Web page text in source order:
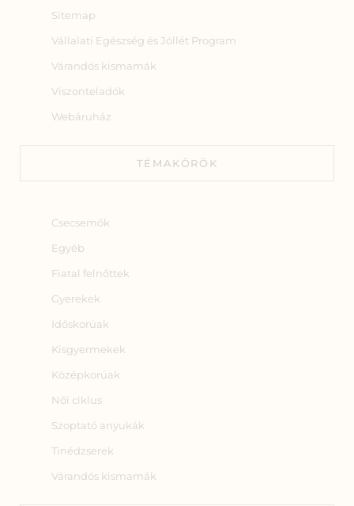
Sitemap
Vállalati Egészség és Jóllét Program
Várandós kismamák
Viszonteladók
Webáruház
TÉMAKÖRÖK
Csecsemők
Egyéb
Fiatal felnőttek
Gyerekek
Időskorúak
Kisgyermekek
Középkorúak
Női ciklus
Szoptató anyukák
Tinédzserek
Várandós kismamák